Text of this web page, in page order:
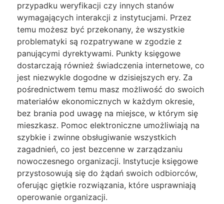
przypadku weryfikacji czy innych stanów
wymagających interakcji z instytucjami. Przez
temu możesz być przekonany, że wszystkie
problematyki są rozpatrywane w zgodzie z
panującymi dyrektywami. Punkty księgowe
dostarczają również świadczenia internetowe, co
jest niezwykle dogodne w dzisiejszych ery. Za
pośrednictwem temu masz możliwość do swoich
materiałów ekonomicznych w każdym okresie,
bez brania pod uwagę na miejsce, w którym się
mieszkasz. Pomoc elektroniczne umożliwiają na
szybkie i zwinne obsługiwanie wszystkich
zagadnień, co jest bezcenne w zarządzaniu
nowoczesnego organizacji. Instytucje księgowe
przystosowują się do żądań swoich odbiorców,
oferując giętkie rozwiązania, które usprawniają
operowanie organizacji.